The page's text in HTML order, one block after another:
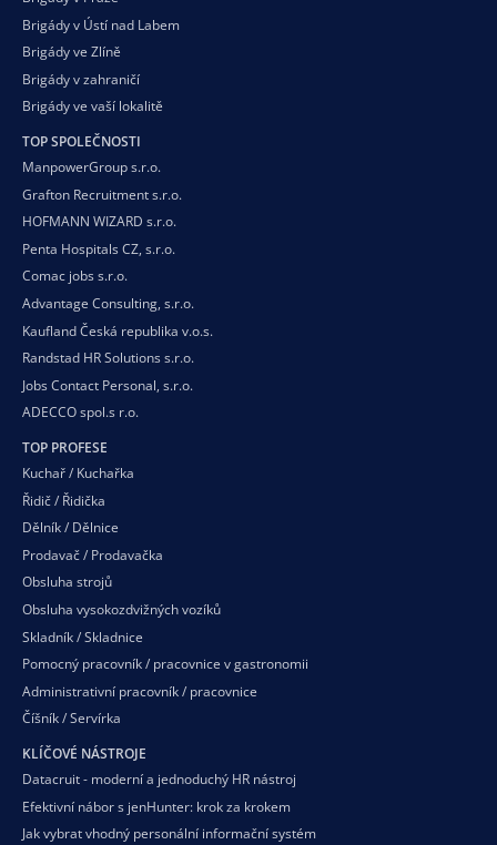
Brigády v Ústí nad Labem
Brigády ve Zlíně
Brigády v zahraničí
Brigády ve vaší lokalitě
TOP SPOLEČNOSTI
ManpowerGroup s.r.o.
Grafton Recruitment s.r.o.
HOFMANN WIZARD s.r.o.
Penta Hospitals CZ, s.r.o.
Comac jobs s.r.o.
Advantage Consulting, s.r.o.
Kaufland Česká republika v.o.s.
Randstad HR Solutions s.r.o.
Jobs Contact Personal, s.r.o.
ADECCO spol.s r.o.
TOP PROFESE
Kuchař / Kuchařka
Řidič / Řidička
Dělník / Dělnice
Prodavač / Prodavačka
Obsluha strojů
Obsluha vysokozdvižných vozíků
Skladník / Skladnice
Pomocný pracovník / pracovnice v gastronomii
Administrativní pracovník / pracovnice
Číšník / Servírka
KLÍČOVÉ NÁSTROJE
Datacruit - moderní a jednoduchý HR nástroj
Efektivní nábor s jenHunter: krok za krokem
Jak vybrat vhodný personální informační systém